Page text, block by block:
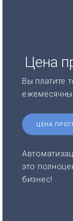
Цена
Вы платите
ЦЕНА
это
бизнес!